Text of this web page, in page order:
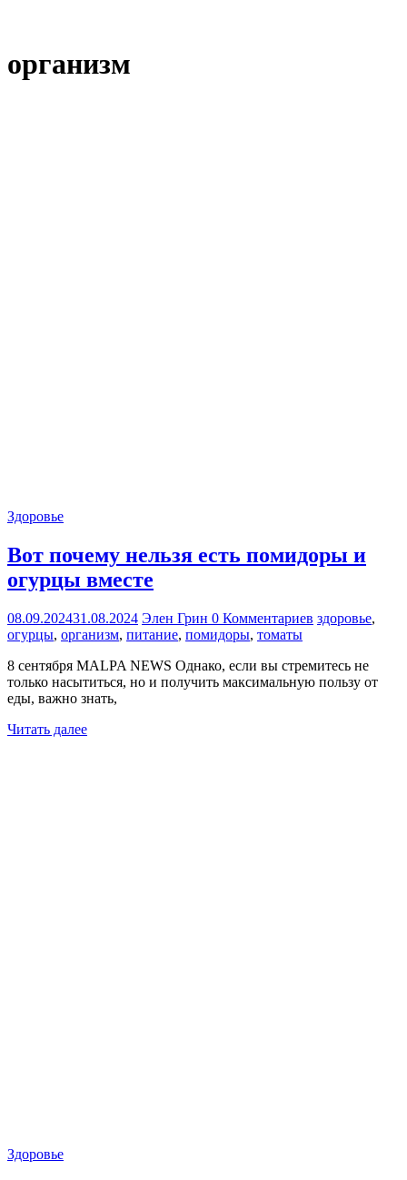
организм
Здоровье
Вот почему нельзя есть помидоры и
огурцы вместе
08.09.202431.08.2024 Элен Грин 0 Комментариев здоровье,
огурцы, организм, питание, помидоры, томаты
8 сентября MALPA NEWS Однако, если вы стремитесь не
только насытиться, но и получить максимальную пользу от
еды, важно знать,
Читать далее
Здоровье